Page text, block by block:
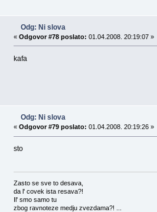
Odg: Ni slova
« Odgovor #78 poslato: 01.04.2008. 20:19:07 »
kafa
Odg: Ni slova
« Odgovor #79 poslato: 01.04.2008. 20:19:26 »
sto
Zasto se sve to desava,
da l' covek ista resava?!
Il' smo samo tu
zbog ravnoteze medju zvezdama?! ...